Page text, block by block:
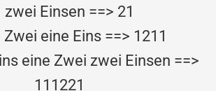
zwei Einsen ==> 21
Zwei eine Eins ==> 1211
eine Zwei zwei Einsen ==>
111221